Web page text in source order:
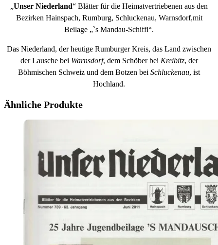
„Unser Niederland“ Blätter für die Heimatvertriebenen aus den
Bezirken Hainspach, Rumburg, Schluckenau, Warnsdorf,mit
Beilage „`s Mandau-Schiffl“.
Das Niederland, der heutige Rumburger Kreis, das Land zwischen
der Lausche bei Warnsdorf, dem Schöber bei Kreibitz, der
Böhmischen Schweiz und dem Botzen bei Schluckenau, ist
Hochland.
Ähnliche Produkte